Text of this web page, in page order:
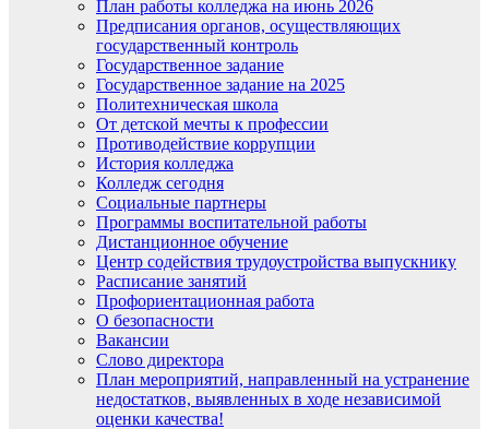
План работы колледжа на июнь 2026
Предписания органов, осуществляющих
государственный контроль
Государственное задание
Государственное задание на 2025
Политехническая школа
От детской мечты к профессии
Противодействие коррупции
История колледжа
Колледж сегодня
Социальные партнеры
Программы воспитательной работы
Дистанционное обучение
Центр содействия трудоустройства выпускнику
Расписание занятий
Профориентационная работа
О безопасности
Вакансии
Слово директора
План мероприятий, направленный на устранение
недостатков, выявленных в ходе независимой
оценки качества!